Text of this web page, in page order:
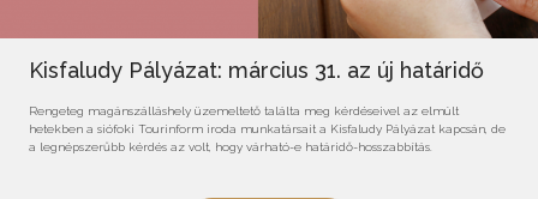
Kisfaludy Pályázat: március 31. az új határidő
Rengeteg magánszálláshely üzemeltető találta meg kérdéseivel az elmúlt
hetekben a siófoki Tourinform iroda munkatársait a Kisfaludy Pályázat kapcsán, de
a legnépszerűbb kérdés az volt, hogy várható-e határidő-hosszabbítás.